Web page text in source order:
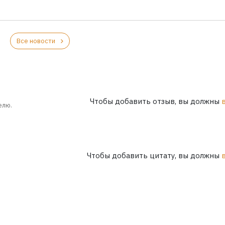
Все новости
Чтобы добавить отзыв, вы должны
Чтобы добавить цитату, вы должны